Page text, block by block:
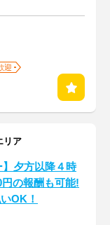
迎
リア
】夕方以降４時
の報酬も可能!
OK！